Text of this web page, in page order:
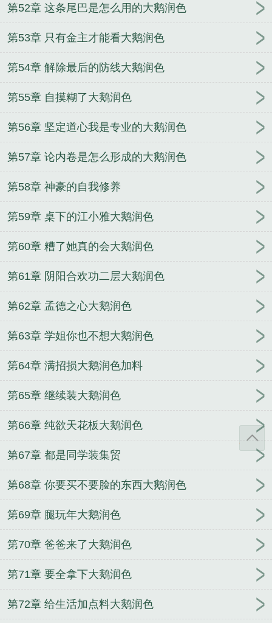
第52章 这条尾巴是怎么用的大鹅润色
第53章 只有金主才能看大鹅润色
第54章 解除最后的防线大鹅润色
第55章 自摸糊了大鹅润色
第56章 坚定道心我是专业的大鹅润色
第57章 论内卷是怎么形成的大鹅润色
第58章 神豪的自我修养
第59章 桌下的江小雅大鹅润色
第60章 糟了她真的会大鹅润色
第61章 阴阳合欢功二层大鹅润色
第62章 孟德之心大鹅润色
第63章 学姐你也不想大鹅润色
第64章 满招损大鹅润色加料
第65章 继续装大鹅润色
第66章 纯欲天花板大鹅润色
第67章 都是同学装集贸
第68章 你要买不要脸的东西大鹅润色
第69章 腿玩年大鹅润色
第70章 爸爸来了大鹅润色
第71章 要全拿下大鹅润色
第72章 给生活加点料大鹅润色